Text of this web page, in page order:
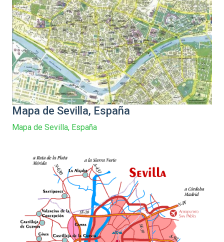
Mapa de Sevilla, España
Mapa de Sevilla, España